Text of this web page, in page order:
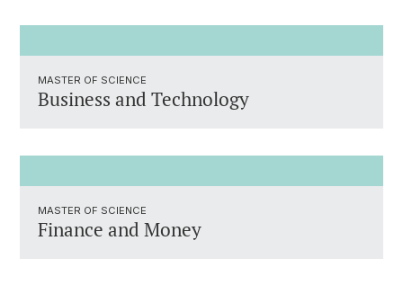
MASTER OF SCIENCE
Business and Technology
MASTER OF SCIENCE
Finance and Money